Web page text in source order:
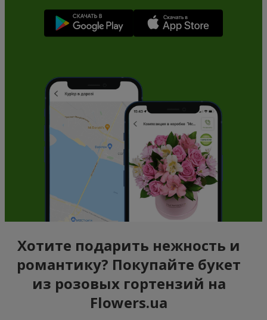
Хотите подарить нежность и
романтику? Покупайте букет
из розовых гортензий на
Flowers.ua